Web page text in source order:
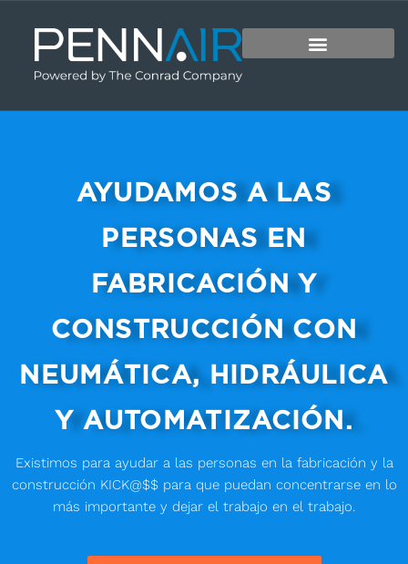
AYUDAMOS A LAS
PERSONAS EN
FABRICACIÓN Y
CONSTRUCCIÓN CON
NEUMÁTICA, HIDRÁULICA
Y AUTOMATIZACIÓN.
Existimos para ayudar a las personas en la fabricación y la
construcción KICK@$$ para que puedan concentrarse en lo
más importante y dejar el trabajo en el trabajo.